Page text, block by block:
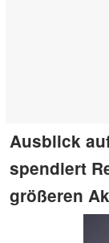
Ausblick
spendiert
größeren